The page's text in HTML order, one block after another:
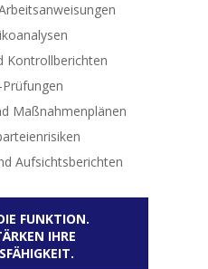
Kontrollberichten
Maßnahmenplänen
Aufsichtsberichten
FUNKTION.
IHRE